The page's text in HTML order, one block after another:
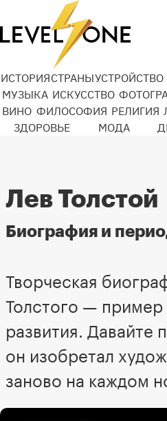
ИСТОРИЯСТРАНЫ
МУЗЫКА ИСКУССТВО
ВИНО ФИЛОСОФИЯ РЕЛИГИЯ
ЗДОРОВЬЕ
МОДА
Лев Толстой
Биография и
Творческая
Толстого — пример
развития. Давайте
он изобретал
заново на каждом